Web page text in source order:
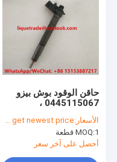
حاقن الوقود بوش بيزو
0445115067 ،
0445115067 ، 0445
، VM 15062058F ،
الأسعار:Please contact us to get newest price.
MOQ:1 قطعة
أحصل على آخر سعر